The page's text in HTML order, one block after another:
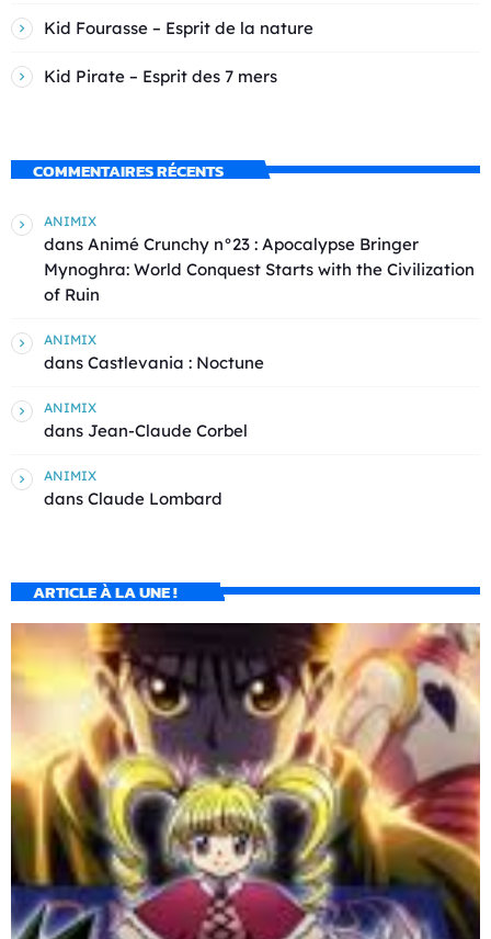
Kid Fourasse – Esprit de la nature
Kid Pirate – Esprit des 7 mers
COMMENTAIRES RÉCENTS
ANIMIX
dans Animé Crunchy n°23 : Apocalypse Bringer
Mynoghra: World Conquest Starts with the Civilization
of Ruin
ANIMIX
dans Castlevania : Noctune
ANIMIX
dans Jean-Claude Corbel
ANIMIX
dans Claude Lombard
ARTICLE À LA UNE !